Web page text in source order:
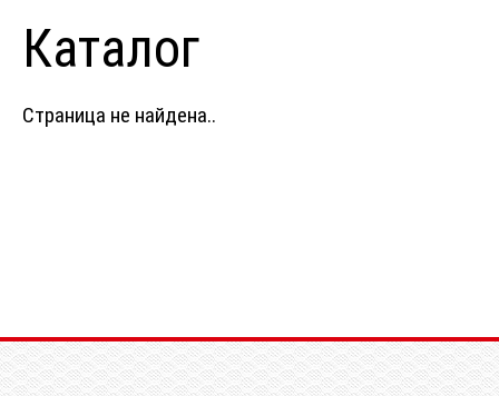
Каталог
Страница не найдена..